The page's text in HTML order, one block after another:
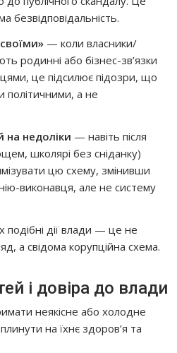
безвідповідальність.
— коли власники/
родинні або бізнес-зв’язки
це підсилює підозри, що
політичними, а не
недоліки — навіть після
школярі без сніданку)
цю схему, змінивши
виконавця, але не систему
дії влади — це не
а свідома корупційна схема.
і довіра до влади
неякісне або холодне
на їхнє здоров’я та